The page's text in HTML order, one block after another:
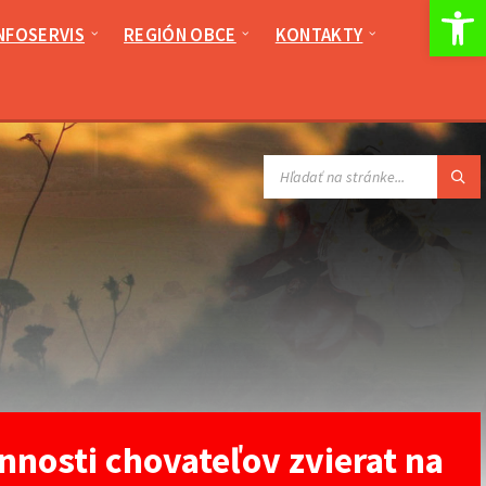
REGIÓN OBCE KONTAKTY
VYHĽADÁVANIE:
chovateľov zvierat na